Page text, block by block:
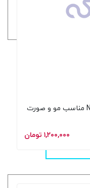
شامپو الد اسپایس مدل Nightpanther مناسب مو و صورت
۱,۲۰۰,۰۰۰ تومان